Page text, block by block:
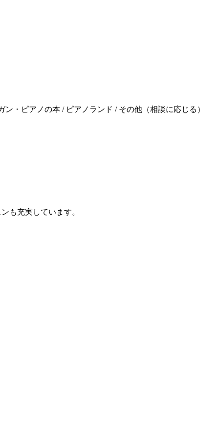
・ピアノの本 / ピアノランド / その他（相談に応じる）
も充実しています。